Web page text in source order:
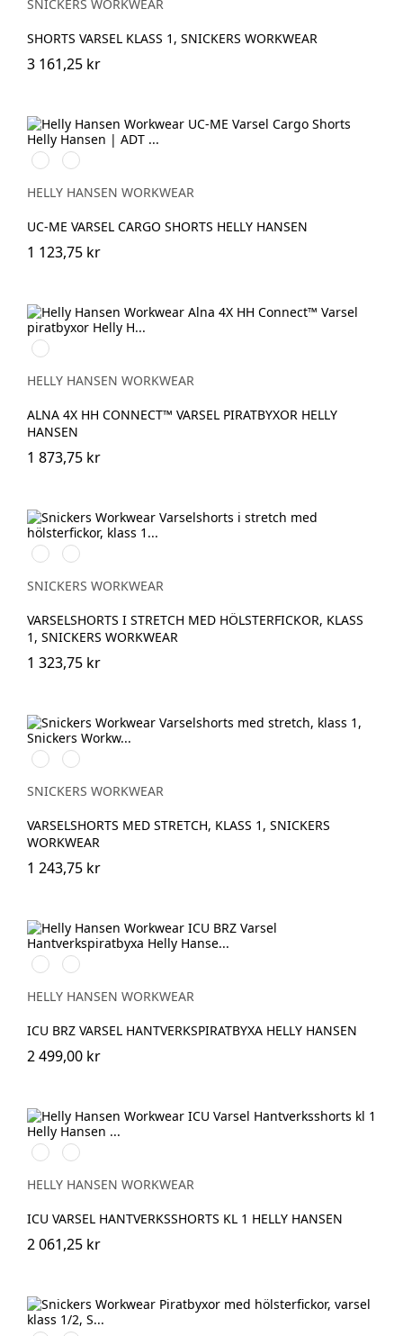
SNICKERS WORKWEAR
SHORTS VARSEL KLASS 1, SNICKERS WORKWEAR
3 161,25 kr
369
YELLOW/EBONY
269
ORANGE/EBONY
HELLY HANSEN WORKWEAR
UC-ME VARSEL CARGO SHORTS HELLY HANSEN
1 123,75 kr
369
YELLOW/EBONY
HELLY HANSEN WORKWEAR
ALNA 4X HH CONNECT™ VARSEL PIRATBYXOR HELLY
HANSEN
1 873,75 kr
High
vis
yellow\Black
High
vis
orange\Black
SNICKERS WORKWEAR
VARSELSHORTS I STRETCH MED HÖLSTERFICKOR, KLASS
1, SNICKERS WORKWEAR
1 323,75 kr
High
vis
yellow\Black
High
vis
orange\Black
SNICKERS WORKWEAR
VARSELSHORTS MED STRETCH, KLASS 1, SNICKERS
WORKWEAR
1 243,75 kr
369
YELLOW/EBONY
269
ORANGE/EBONY
HELLY HANSEN WORKWEAR
ICU BRZ VARSEL HANTVERKSPIRATBYXA HELLY HANSEN
2 499,00 kr
369
YELLOW/EBONY
269
ORANGE/EBONY
HELLY HANSEN WORKWEAR
ICU VARSEL HANTVERKSSHORTS KL 1 HELLY HANSEN
2 061,25 kr